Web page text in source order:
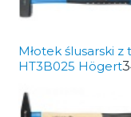
Młotek ślusarski
HT3B025 Högert